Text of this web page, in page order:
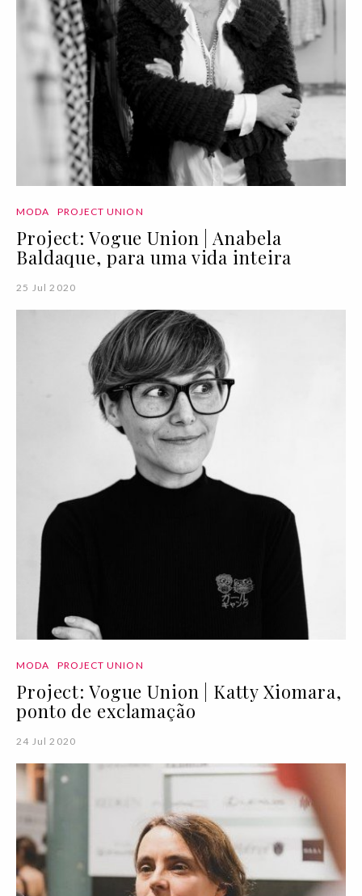
MODA PROJECT UNION
Project: Vogue Union | Anabela
Baldaque, para uma vida inteira
25 Jul 2020
MODA PROJECT UNION
Project: Vogue Union | Katty Xiomara,
ponto de exclamação
24 Jul 2020